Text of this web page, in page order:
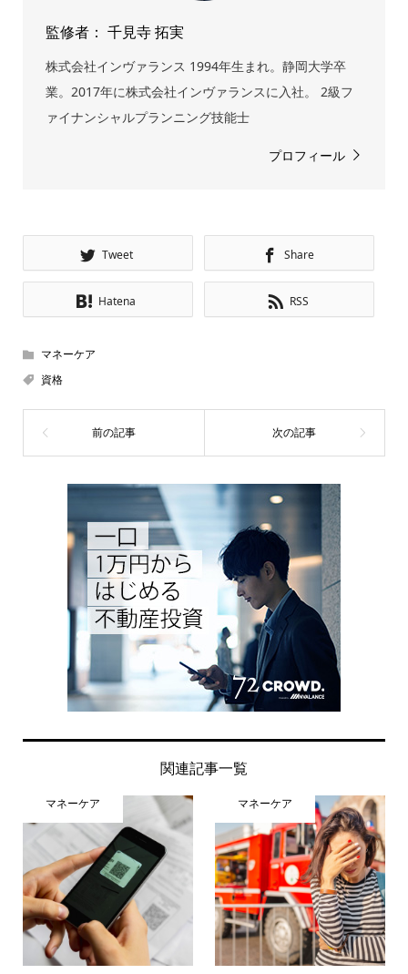
監修者： 千見寺 拓実
株式会社インヴァランス 1994年生まれ。静岡大学卒
業。2017年に株式会社インヴァランスに入社。 2級フ
ァイナンシャルプランニング技能士
プロフィール
Tweet Share
Hatena RSS
マネーケア
資格
関連記事一覧
マネーケア マネーケア